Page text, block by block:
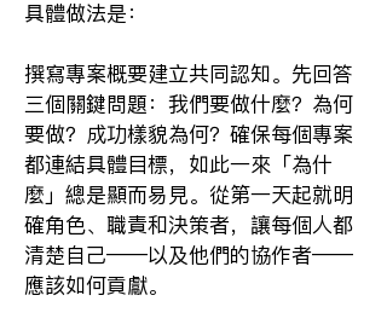
具體做法是：
撰寫專案概要建立共同認知。先回答
三個關鍵問題：我們要做什麼？為何
要做？成功樣貌為何？確保每個專案
都連結具體目標，如此一來「為什
麼」總是顯而易見。從第一天起就明
確角色、職責和決策者，讓每個人都
清楚自己——以及他們的協作者——
應該如何貢獻。